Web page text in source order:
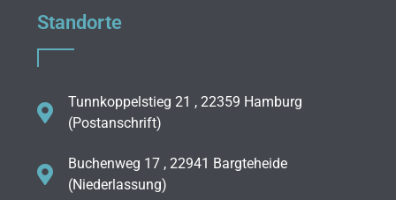
Standorte
Tunnkoppelstieg 21 , 22359 Hamburg
(Postanschrift)
Buchenweg 17 , 22941 Bargteheide
(Niederlassung)